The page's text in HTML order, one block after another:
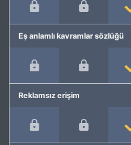
Eş anlamlı kavramlar sözlüğü
Reklamsız erişim